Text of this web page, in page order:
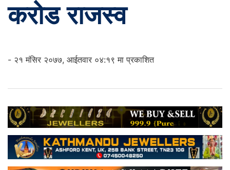
करोड राजस्व
- २१ मंसिर २०७७, आईतवार ०४:१९ मा प्रकाशित